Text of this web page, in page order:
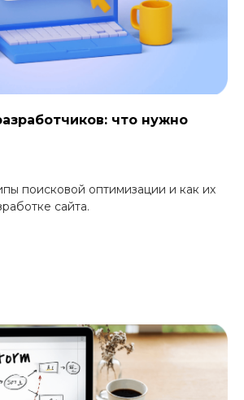
что нужно
поисковой оптимизации и как их
сайта.